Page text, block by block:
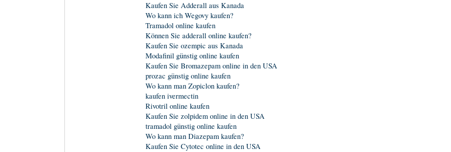
Kaufen Sie Adderall aus Kanada
Wo kann ich Wegovy kaufen?
Tramadol online kaufen
Können Sie adderall online kaufen?
Kaufen Sie ozempic aus Kanada
Modafinil günstig online kaufen
Kaufen Sie Bromazepam online in den USA
prozac günstig online kaufen
Wo kann man Zopiclon kaufen?
kaufen ivermectin
Rivotril online kaufen
Kaufen Sie zolpidem online in den USA
tramadol günstig online kaufen
Wo kann man Diazepam kaufen?
Kaufen Sie Cytotec online in den USA